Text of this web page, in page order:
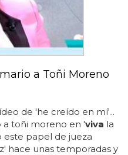
a Toñi Moreno
de 'he creído en mí'...
a toñi moreno en 'viva la
este papel de jueza
hace unas temporadas y